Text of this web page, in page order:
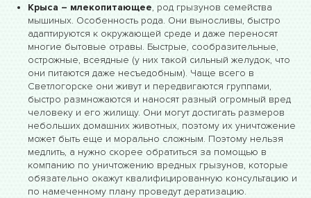
Крыса – млекопитающее, род грызунов семейства
мышиных. Особенность рода. Они выносливы, быстро
адаптируются к окружающей среде и даже переносят
многие бытовые отравы. Быстрые, сообразительные,
острожные, всеядные (у них такой сильный желудок, что
они питаются даже несъедобным). Чаще всего в
Светлогорске они живут и передвигаются группами,
быстро размножаются и наносят разный огромный вред
человеку и его жилищу. Они могут достигать размеров
небольших домашних животных, поэтому их уничтожение
может быть еще и морально сложным. Поэтому нельзя
медлить, а нужно скорее обратиться за помощью в
компанию по уничтожению вредных грызунов, которые
обязательно окажут квалифицированную консультацию и
по намеченному плану проведут дератизацию.